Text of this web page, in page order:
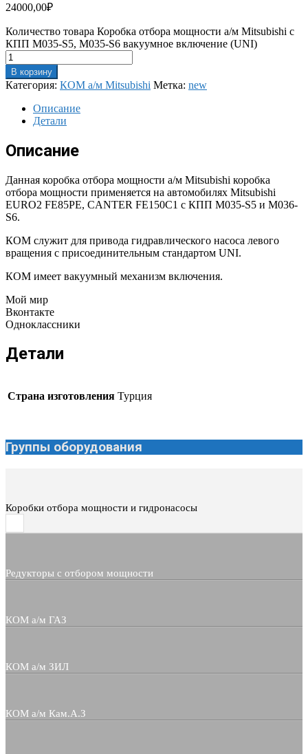
24000,00₽
Количество товара Коробка отбора мощности а/м Mitsubishi c
КПП M035-S5, M035-S6 вакуумное включение (UNI)
В корзину
Категория: КОМ а/м Mitsubishi Метка: new
Описание
Детали
Описание
Данная коробка отбора мощности а/м Mitsubishi коробка
отбора мощности применяется на автомобилях Mitsubishi
EURO2 FE85PE, CANTER FE150C1 c КПП M035-S5 и M036-
S6.
КОМ служит для привода гидравлического насоса левого
вращения с присоединительным стандартом UNI.
КОМ имеет вакуумный механизм включения.
Мой мир
Вконтакте
Одноклассники
Детали
Страна изготовления Турция
Группы оборудования
Коробки отбора мощности и гидронасосы
Редукторы с отбором мощности
КОМ а/м ГАЗ
КОМ а/м ЗИЛ
КОМ а/м Кам.А.З